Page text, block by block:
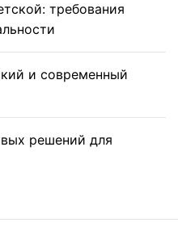
требования
и современный
решений для